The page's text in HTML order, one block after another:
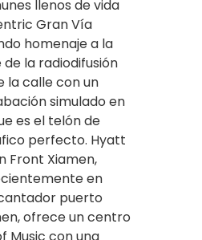
llenos de vida
Gran Vía
homenaje a la
la radiodifusión
la calle con un
simulado en
es el telón de
perfecto. Hyatt
Front Xiamen,
en
puerto
ofrece un centro
Music con una